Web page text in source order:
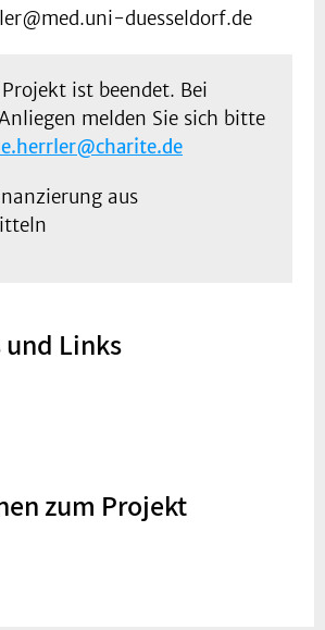
duesseldorf.de
Projekt ist beendet. Bei
melden Sie sich bitte
aus
Links
zum Projekt